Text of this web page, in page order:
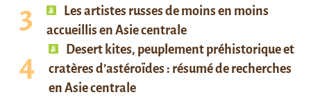
Les artistes russes de moins en moins
accueillis en Asie centrale
Desert kites, peuplement préhistorique et
cratères d’astéroïdes : résumé de recherches
en Asie centrale